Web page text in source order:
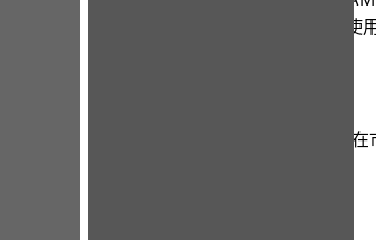
件支持、驱动稳定性以及个人使
市场占有率：NVIDIA显卡